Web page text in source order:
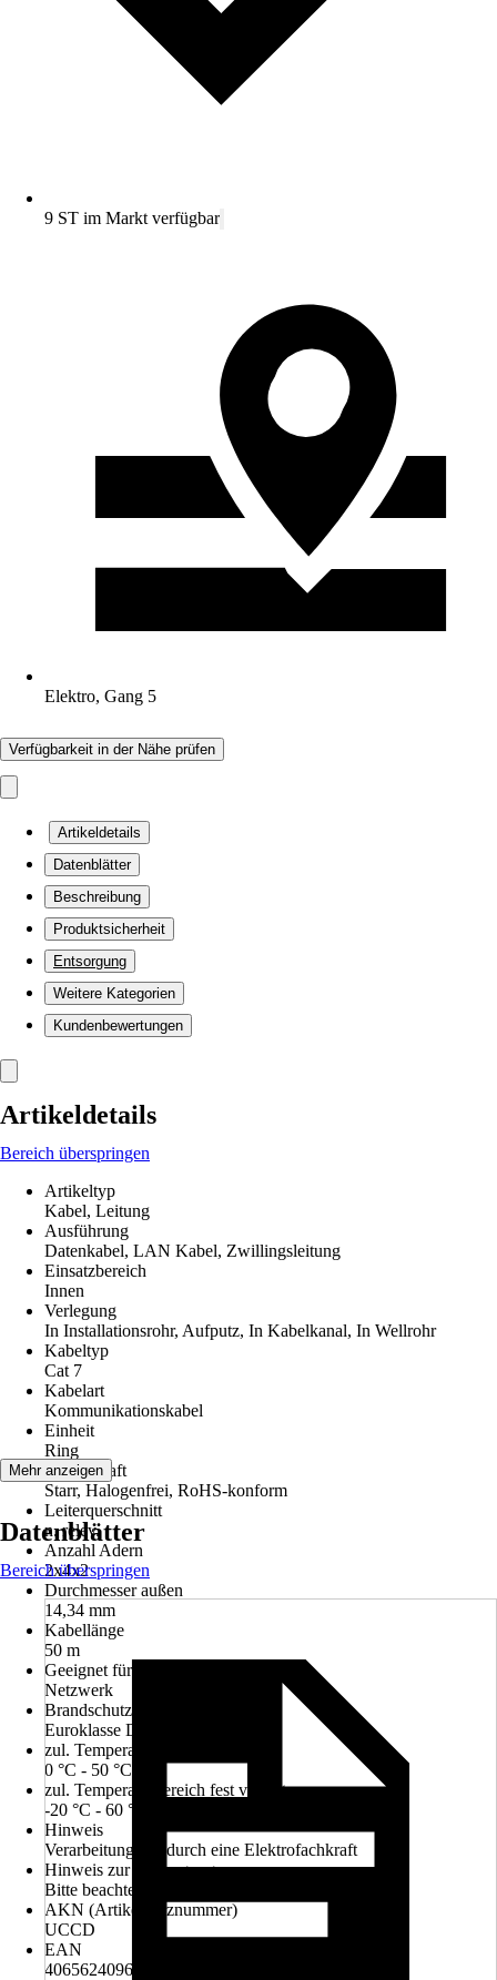
9 ST im Markt verfügbar
Elektro, Gang 5
Verfügbarkeit in der Nähe prüfen
Artikeldetails
Datenblätter
Beschreibung
Produktsicherheit
Entsorgung
Weitere Kategorien
Kundenbewertungen
Artikeldetails
Bereich überspringen
Artikeltyp
Kabel, Leitung
Ausführung
Datenkabel, LAN Kabel, Zwillingsleitung
Einsatzbereich
Innen
Verlegung
In Installationsrohr, Aufputz, In Kabelkanal, In Wellrohr
Kabeltyp
Cat 7
Kabelart
Kommunikationskabel
Einheit
Ring
Eigenschaft
Starr, Halogenfrei, RoHS-konform
Leiterquerschnitt
n. relev.
Anzahl Adern
2x4x2
Durchmesser außen
14,34 mm
Kabellänge
50 m
Geeignet für
Netzwerk
Brandschutzklasse
Euroklasse D
zul. Temperaturbereich bewegt
0 °C - 50 °C
zul. Temperaturbereich fest verlegt
-20 °C - 60 °C
Hinweis
Verarbeitung nur durch eine Elektrofachkraft
Hinweis zur Entsorgung
Bitte beachte die Hinweise zur Entsorgung
AKN (Artikelkurznummer)
UCCD
EAN
4065624096514
Mehr anzeigen
Datenblätter
Bereich überspringen